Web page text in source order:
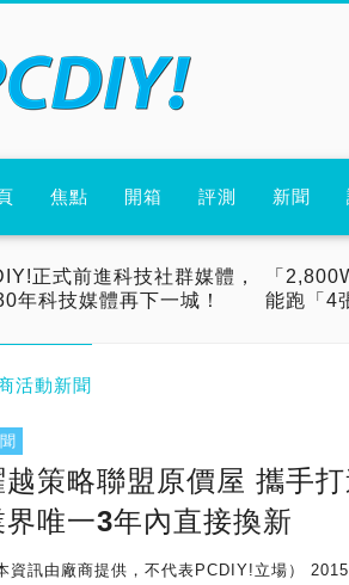
焦點 開箱 評測 新聞
正式前進科技社群媒體，
年科技媒體再下一城！
「
能跑「4
活動新聞
越策略聯盟原價屋 攜手
界唯一3年內直接換新
資訊由廠商提供，不代表PCDIY!立場）